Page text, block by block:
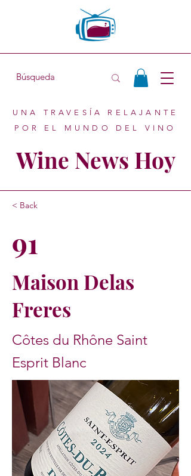
Wine News Hoy
UNA TRAVESÍA RELAJANTE
POR EL MUNDO DEL VINO
< Back
91
Maison Delas
Freres
Côtes du Rhône Saint
Esprit Blanc